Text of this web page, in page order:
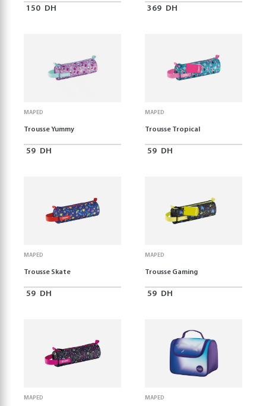
150 DH 369 DH
MAPED
Trousse Yummy
59 DH
MAPED
Trousse Tropical
59 DH
MAPED
Trousse Skate
59 DH
MAPED
Trousse Gaming
59 DH
MAPED MAPED